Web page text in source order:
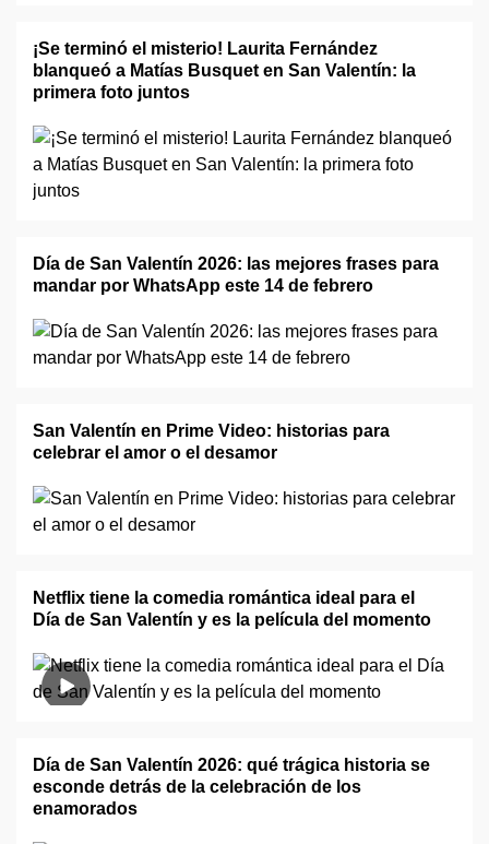
¡Se terminó el misterio! Laurita Fernández
blanqueó a Matías Busquet en San Valentín: la
primera foto juntos
Día de San Valentín 2026: las mejores frases para
mandar por WhatsApp este 14 de febrero
San Valentín en Prime Video: historias para
celebrar el amor o el desamor
Netflix tiene la comedia romántica ideal para el
Día de San Valentín y es la película del momento
Día de San Valentín 2026: qué trágica historia se
esconde detrás de la celebración de los
enamorados